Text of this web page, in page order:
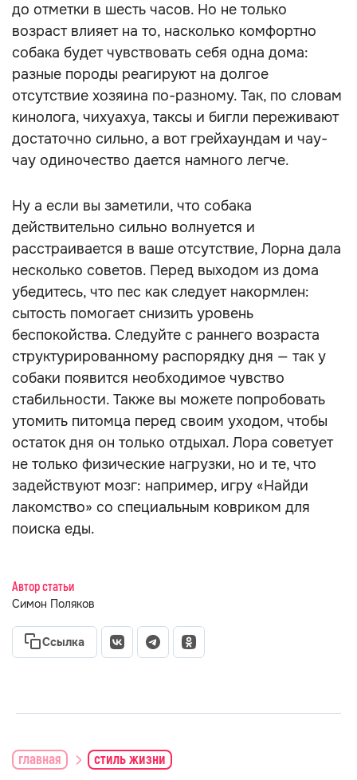
до отметки в шесть часов. Но не только
возраст влияет на то, насколько комфортно
собака будет чувствовать себя одна дома:
разные породы реагируют на долгое
отсутствие хозяина по-разному. Так, по словам
кинолога, чихуахуа, таксы и бигли переживают
достаточно сильно, а вот грейхаундам и чау-
чау одиночество дается намного легче.
Ну а если вы заметили, что собака
действительно сильно волнуется и
расстраивается в ваше отсутствие, Лорна дала
несколько советов. Перед выходом из дома
убедитесь, что пес как следует накормлен:
сытость помогает снизить уровень
беспокойства. Следуйте с раннего возраста
структурированному распорядку дня — так у
собаки появится необходимое чувство
стабильности. Также вы можете попробовать
утомить питомца перед своим уходом, чтобы
остаток дня он только отдыхал. Лора советует
не только физические нагрузки, но и те, что
задействуют мозг: например, игру «Найди
лакомство» со специальным ковриком для
поиска еды.
Автор статьи
Симон Поляков
Ссылка
главная стиль жизни